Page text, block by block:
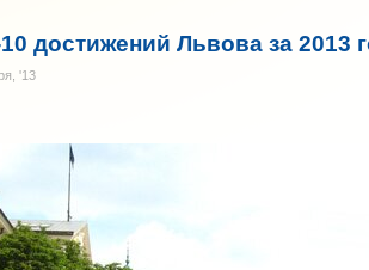
достижений Львова за 2013
'13